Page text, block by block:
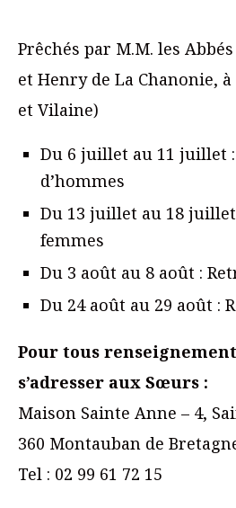
Prêchés par M.M. les
et Henry de La Chanonie,
et Vilaine)
Du 6 juillet au 11 juillet
d’hommes
Du 13 juillet au 18
femmes
Du 3 août au 8 août :
Du 24 août au 29 août :
Pour tous
s’adresser aux Sœurs :
Maison Sainte Anne – 4,
360 Montauban de
Tel : 02 99 61 72 15